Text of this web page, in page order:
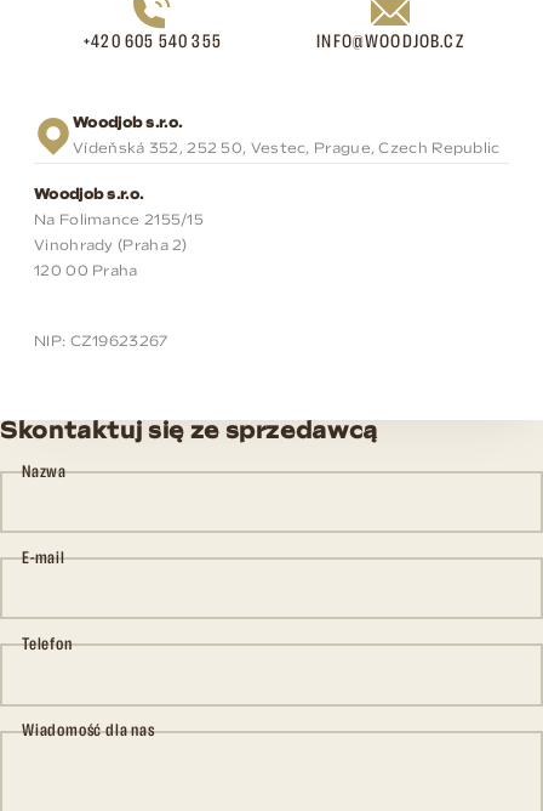
+420 605 540 355 INFO@WOODJOB.CZ
Woodjob s.r.o.
Vídeňská 352, 252 50, Vestec, Prague, Czech Republic
Woodjob s.r.o.
Na Folimance 2155/15
Vinohrady (Praha 2)
120 00 Praha
NIP: CZ19623267
Skontaktuj się ze sprzedawcą
Nazwa
E-mail
Telefon
Wiadomość dla nas